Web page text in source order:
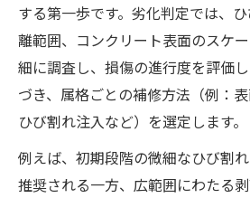
する第一歩です。劣化判定では、
離範囲、コンクリート表面のスケ
細に調査し、損傷の進行度を評価
づき、属格ごとの補修方法（例：表
ひび割れ注入など）を選定します。
例えば、初期段階の微細なひび割
推奨される一方、広範囲にわたる